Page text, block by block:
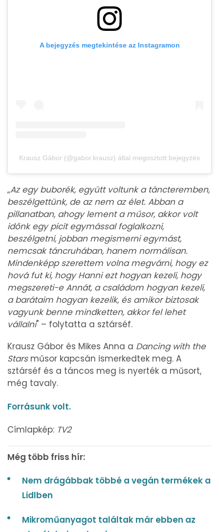
A bejegyzés megtekintése az Instagramon
Krausz Gábor (@gabor.krausz) által megosztott bejegyzés
„Az egy buborék, együtt voltunk a táncteremben,
beszélgettünk, de az nem az élet. Abban a
pillanatban, ahogy lement a műsor, akkor volt
időnk egy picit egymással foglalkozni,
beszélgetni, jobban megismerni egymást,
nemcsak táncruhában, hanem normálisan.
Mindenképp szerettem volna megvárni, hogy ez
hová fut ki, hogy Hanni ezt hogyan kezeli, hogy
megszereti-e Annát, a családom hogyan kezeli,
a barátaim hogyan kezelik, és amikor biztosak
vagyunk benne mindketten, akkor fel lehet
vállalni" – folytatta a sztárséf.
Krausz Gábor és Mikes Anna a Dancing with the
Starsműsor kapcsán ismerkedtek meg. A
sztárséf és a táncos meg is nyerték a műsort,
még tavaly.
Forrásunk volt.
Címlapkép: TV2
Még több friss hír:
Nem drágábbak többé a vegán termékek a
Lidlben
Mikroműanyagot találtak már ebben az